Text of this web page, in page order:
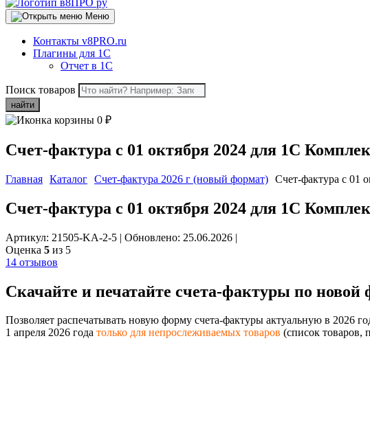
Меню
Контакты v8PRO.ru
Плагины для 1С
Отчет в 1С
Поиск товаров
найти
0 ₽
Счет-фактура с 01 октября 2024 для 1С
Главная Каталог Счет-фактура 2026 г (новый формат) Счет-фактура с 01
Счет-фактура с 01 октября 2024 для 1С
Артикул: 21505-KA-2-5 | Обновлено: 25.06.2026 |
Оценка 5 из 5
14 отзывов
Скачайте и печатайте счета-фактуры по новой
Позволяет распечатывать новую форму счета-фактуры актуальную в 2026
1 апреля 2026 года только для непрослеживаемых товаров (список